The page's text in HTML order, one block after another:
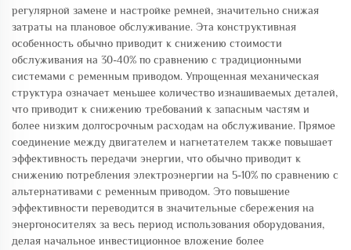
регулярной замене и настройке ремней, значительно снижая
затраты на плановое обслуживание. Эта конструктивная
особенность обычно приводит к снижению стоимости
обслуживания на 30-40% по сравнению с традиционными
системами с ременным приводом. Упрощенная механическая
структура означает меньшее количество изнашиваемых деталей,
что приводит к снижению требований к запасным частям и
более низким долгосрочным расходам на обслуживание. Прямое
соединение между двигателем и нагнетателем также повышает
эффективность передачи энергии, что обычно приводит к
снижению потребления электроэнергии на 5-10% по сравнению с
альтернативами с ременным приводом. Это повышение
эффективности переводится в значительные сбережения на
энергоносителях за весь период использования оборудования,
делая начальное инвестиционное вложение более